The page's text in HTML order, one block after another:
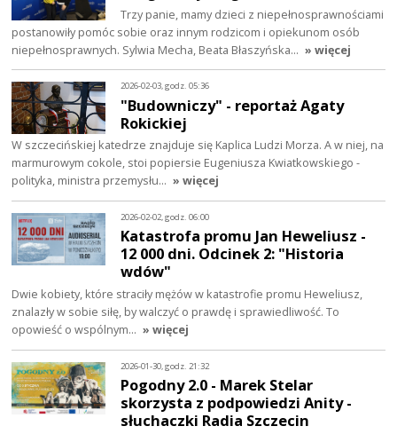
Trzy panie, mamy dzieci z niepełnosprawnościami
postanowiły pomóc sobie oraz innym rodzicom i opiekunom osób
niepełnosprawnych. Sylwia Mecha, Beata Błaszyńska… » więcej
2026-02-03, godz. 05:36
"Budowniczy" - reportaż Agaty
Rokickiej
W szczecińskiej katedrze znajduje się Kaplica Ludzi Morza. A w niej, na
marmurowym cokole, stoi popiersie Eugeniusza Kwiatkowskiego -
polityka, ministra przemysłu… » więcej
2026-02-02, godz. 06:00
Katastrofa promu Jan Heweliusz -
12 000 dni. Odcinek 2: "Historia
wdów"
Dwie kobiety, które straciły mężów w katastrofie promu Heweliusz,
znalazły w sobie siłę, by walczyć o prawdę i sprawiedliwość. To
opowieść o wspólnym… » więcej
2026-01-30, godz. 21:32
Pogodny 2.0 - Marek Stelar
skorzysta z podpowiedzi Anity -
słuchaczki Radia Szczecin